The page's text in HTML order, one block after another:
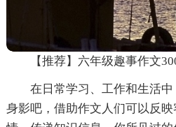
【推荐】六年级趣事作文
在日常学习、工作和生活
身影吧，借助作文人们可以反